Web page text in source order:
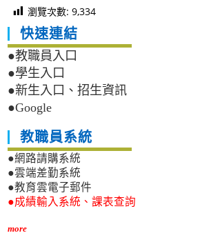
瀏覽次數: 9,334
快速連結
●教職員入口
●學生入口
●新生入口、招生資訊
●Google
教職員系統
●網路請購系統
●雲端差勤系統
●教育雲電子郵件
●成績輸入系統、課表查詢
more